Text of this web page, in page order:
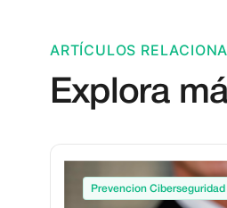
ARTÍCULOS
Explora
Prevencion Ciberseguridad